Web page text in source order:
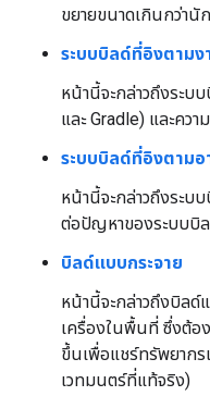
ขยายขนาดเกินกว่า
ระบบบิลด์ที่อิงตามง
หน้านี้จะกล่าวถึงระบ
และ Gradle) และคว
ระบบบิลด์ที่อิงตาม
หน้านี้จะกล่าวถึงระ
ต่อปัญหาของระบบบิ
บิลด์แบบกระจาย
หน้านี้จะกล่าวถึงบิลด์
เครื่องในพื้นที่ ซึ่งต้อ
ขึ้นเพื่อแชร์ทรัพยาก
เวทมนตร์ที่แท้จริง)